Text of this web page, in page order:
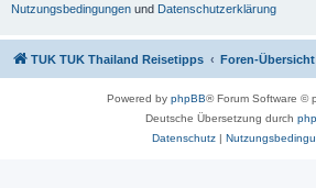
Nutzungsbedingungen und Datenschutzerklärung
TUK TUK Thailand Reisetipps Foren-Übersicht
Powered by phpBB® Forum Software ©
Deutsche Übersetzung durch
Datenschutz|